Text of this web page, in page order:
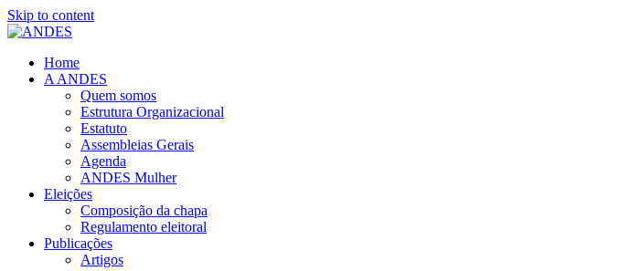
Skip to content
Home
A ANDES
Quem somos
Estrutura Organizacional
Estatuto
Assembleias Gerais
Agenda
ANDES Mulher
Eleições
Composição da chapa
Regulamento eleitoral
Publicações
Artigos